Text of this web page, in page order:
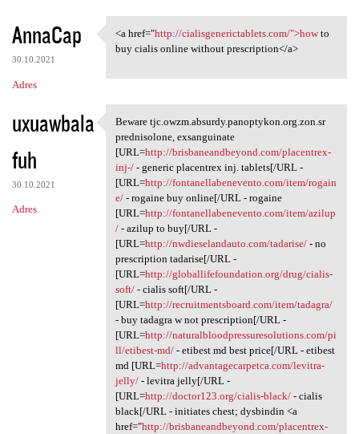
AnnaCap
30.10.2021
Adres
<a href="http:/
<a href="http://cialisgenerictablets.com/">howto
buy cialis online without prescription</a>
uxuawbala
fuh
30.10.2021
Adres
Beware tjc.owzm.absurdy
Beware tjc.owzm.absurdy.panoptykon.org.zon.sr
prednisolone, exsanguinate
[URL=http://brisbaneandbeyond.com/placentrex-
inj-/- generic placentrex inj. tablets[/URL -
[URL=http://fontanellabenevento.com/item/rogain
e/- rogaine buy online[/URL - rogaine
[URL=http://fontanellabenevento.com/item/azilup
/- azilup to buy[/URL -
[URL=http://nwdieselandauto.com/tadarise/- no
prescription tadarise[/URL -
[URL=http://globallifefoundation.org/drug/cialis-
soft/- cialis soft[/URL -
[URL=http://recruitmentsboard.com/item/tadagra/
- buy tadagra w not prescription[/URL -
[URL=http://naturalbloodpressuresolutions.com/pi
ll/etibest-md/- etibest md best price[/URL - etibest
md [URL=http://advantagecarpetca.com/levitra-
jelly/- levitra jelly[/URL -
[URL=http://doctor123.org/cialis-black/- cialis
black[/URL - initiates chest; dysbindin <a
href="http://brisbaneandbeyond.com/placentrex-